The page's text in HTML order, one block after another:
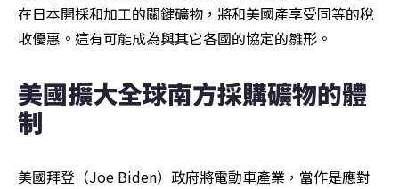
在日本開採和加工的關鍵礦物，將和美國產享受同等的稅
收優惠。這有可能成為與其它各國的協定的雛形。
美國擴大全球南方採購礦物的體
制
美國拜登（Joe Biden）政府將電動車產業，當作是應對